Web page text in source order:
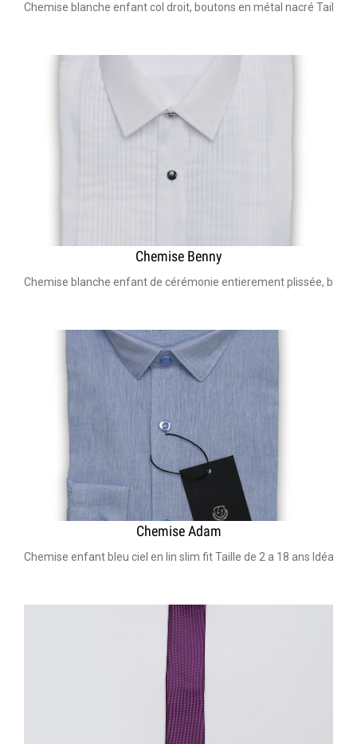
Chemise blanche enfant col droit, boutons en métal nacré Taille
Chemise Benny
Chemise blanche enfant de cérémonie entierement plissée,
Chemise Adam
Chemise enfant bleu ciel en lin slim fit Taille de 2 a 18 ans Idéal